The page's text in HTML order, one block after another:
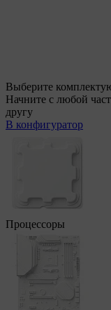
Выберите
Начните с любой
другу
В конфигуратор
Процессоры